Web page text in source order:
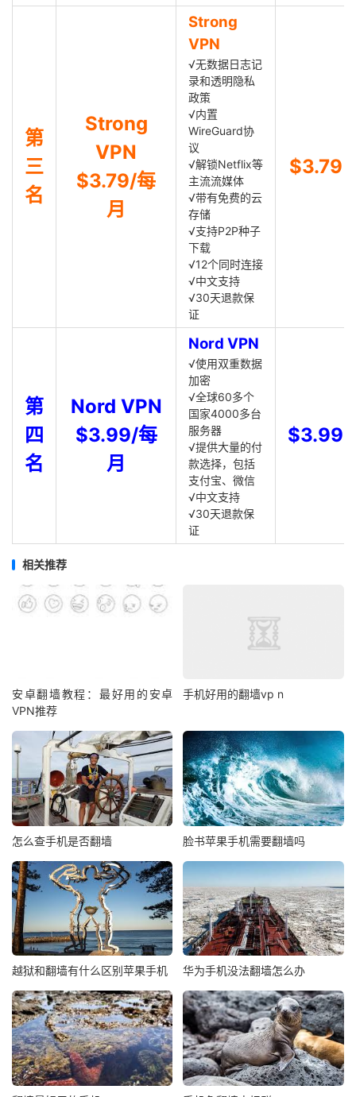
第
三
名
Strong
VPN
$3.79/每
月
Strong
VPN
√无数据日志记
录和透明隐私
政策
√内置
WireGuard协
议
√解锁Netflix等
主流流媒体
√带有免费的云
存储
√支持P2P种子
下载
√12个同时连接
√中文支持
√30天退款保
证
$3.79
第
四
名
Nord VPN
$3.99/每
月
Nord VPN
√使用双重数据
加密
√全球60多个
国家4000多台
服务器
√提供大量的付
款选择，包括
支付宝、微信
√中文支持
√30天退款保
证
$3.99
相关推荐
安卓翻墙教程：最好用的安卓
VPN推荐
手机好用的翻墙vp n
怎么查手机是否翻墙 脸书苹果手机需要翻墙吗
越狱和翻墙有什么区别苹果手机 华为手机没法翻墙怎么办